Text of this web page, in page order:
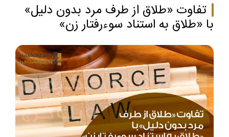
تفاوت «طلاق از طرف مرد بدون دلیل»
با «طلاق به استناد سوءرفتار زن»